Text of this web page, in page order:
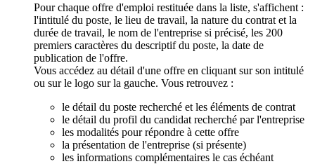
Pour chaque offre d'emploi restituée dans la liste, s'affichent :
l'intitulé du poste, le lieu de travail, la nature du contrat et la
durée de travail, le nom de l'entreprise si précisé, les 200
premiers caractères du descriptif du poste, la date de
publication de l'offre.
Vous accédez au détail d'une offre en cliquant sur son intitulé
ou sur le logo sur la gauche. Vous retrouvez :
le détail du poste recherché et les éléments de contrat
le détail du profil du candidat recherché par l'entreprise
les modalités pour répondre à cette offre
la présentation de l'entreprise (si présente)
les informations complémentaires le cas échéant